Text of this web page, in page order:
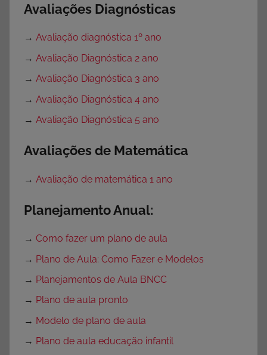
Avaliações Diagnósticas
→ Avaliação diagnóstica 1º ano
→ Avaliação Diagnóstica 2 ano
→ Avaliação Diagnóstica 3 ano
→ Avaliação Diagnóstica 4 ano
→ Avaliação Diagnóstica 5 ano
Avaliações de Matemática
→ Avaliação de matemática 1 ano
Planejamento Anual:
→ Como fazer um plano de aula
→ Plano de Aula: Como Fazer e Modelos
→ Planejamentos de Aula BNCC
→ Plano de aula pronto
→ Modelo de plano de aula
→ Plano de aula educação infantil